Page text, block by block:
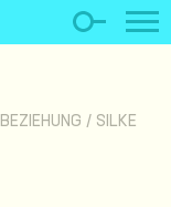
/ SILKE